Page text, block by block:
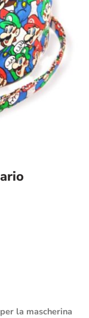
la mascherina